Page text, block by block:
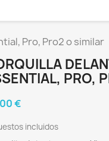
Pro, Pro2 o similar
PRO,
€
incluidos